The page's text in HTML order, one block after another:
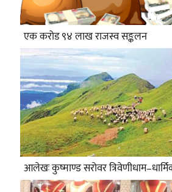
एक करोड ९४ लाख राजस्व सङ्कलन
आलेखः कुष्माण्ड सरोवर